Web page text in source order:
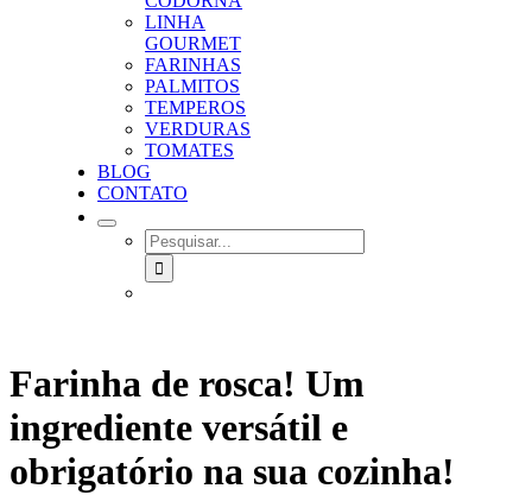
LINHA
GOURMET
FARINHAS
PALMITOS
TEMPEROS
VERDURAS
TOMATES
BLOG
CONTATO
SEARCH
FOR:
Farinha de rosca! Um
ingrediente versátil e
obrigatório na sua cozinha!